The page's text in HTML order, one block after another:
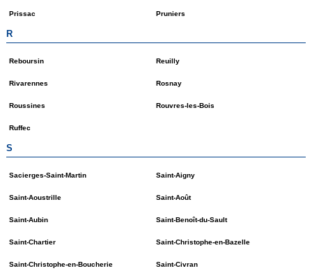
Prissac Pruniers
R
Reboursin Reuilly
Rivarennes Rosnay
Roussines Rouvres-les-Bois
Ruffec
S
Sacierges-Saint-Martin Saint-Aigny
Saint-Aoustrille Saint-Août
Saint-Aubin Saint-Benoît-du-Sault
Saint-Chartier Saint-Christophe-en-Bazelle
Saint-Christophe-en-Boucherie Saint-Civran